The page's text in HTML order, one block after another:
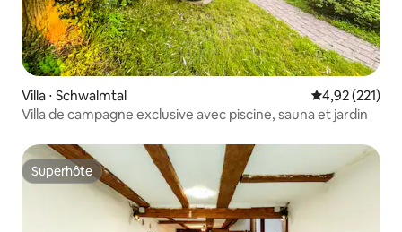
Villa ⋅ Schwalmtal Évaluation
4,92 (221)
Villa de campagne exclusive avec piscine, sauna et jardin
Superhôte
Superhôte